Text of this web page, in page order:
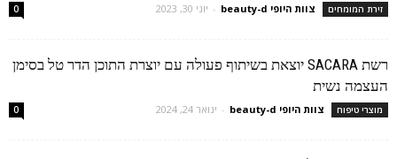
זירת המומחים צוות היופי beauty-d - יוני 30, 2023 0
רשת SACARA יוצאת בשיתוף פעולה עם יוצרת התוכן הדר טל בסימן
העצמה נשית
מוצרי טיפוח צוות היופי beauty-d - ינואר 24, 2024 0